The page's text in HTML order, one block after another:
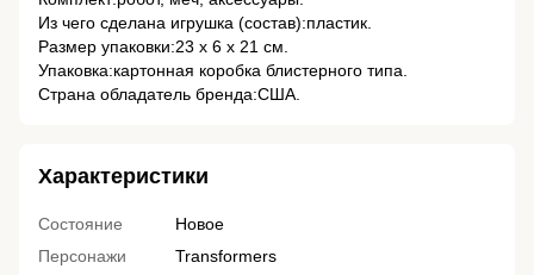
Из чего сделана игрушка (состав):пластик.
Размер упаковки:23 х 6 х 21 см.
Упаковка:картонная коробка блистерного типа.
Страна обладатель бренда:США.
Характеристики
Состояние
Новое
Персонажи
Transformers